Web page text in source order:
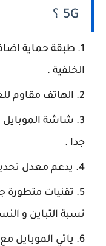
5G ؟
طبقة حماية
الخلفية .
الهاتف مقاوم
شاشة الموبايل
جدا .
يدعم معدل
تقنيات
نسبة التباين و